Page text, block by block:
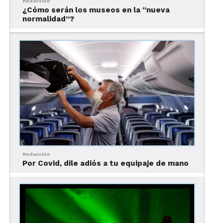
¿Cómo serán los museos en la “nueva
normalidad”?
Redacción
Por Covid, dile adiós a tu equipaje de mano